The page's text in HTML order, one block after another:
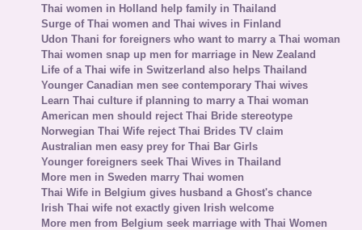
Thai women in Holland help family in Thailand
Surge of Thai women and Thai wives in Finland
Udon Thani for foreigners who want to marry a Thai woman
Thai women snap up men for marriage in New Zealand
Life of a Thai wife in Switzerland also helps Thailand
Younger Canadian men see contemporary Thai wives
Learn Thai culture if planning to marry a Thai woman
American men should reject Thai Bride stereotype
Norwegian Thai Wife reject Thai Brides TV claim
Australian men easy prey for Thai Bar Girls
Younger foreigners seek Thai Wives in Thailand
More men in Sweden marry Thai women
Thai Wife in Belgium gives husband a Ghost's chance
Irish Thai wife not exactly given Irish welcome
More men from Belgium seek marriage with Thai Women